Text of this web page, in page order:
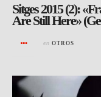
Sitges 2015 (2):
Are Still Here»
en OTROS